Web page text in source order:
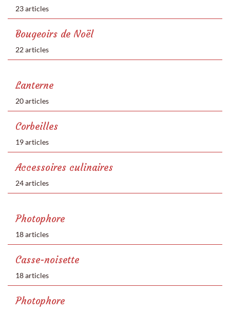
23 articles
Bougeoirs de Noël
22 articles
Lanterne
20 articles
Corbeilles
19 articles
Accessoires culinaires
24 articles
Photophore
18 articles
Casse-noisette
18 articles
Photophore